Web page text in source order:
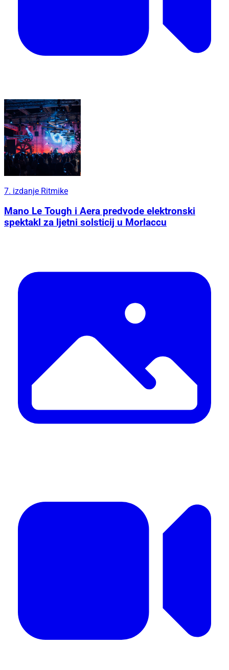
7. izdanje Ritmike
Mano Le Tough i Aera predvode elektronski
spektakl za ljetni solsticij u Morlaccu